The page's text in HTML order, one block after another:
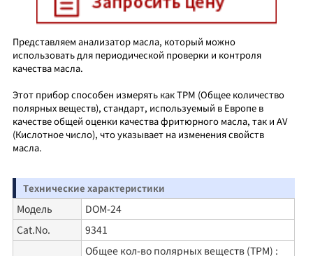
Представляем анализатор масла, который можно
использовать для периодической проверки и контроля
качества масла.
Этот прибор способен измерять как TPM (Общее количество
полярных веществ), стандарт, используемый в Европе в
качестве общей оценки качества фритюрного масла, так и AV
(Кислотное число), что указывает на изменения свойств
масла.
Технические характеристики
Модель
DOM-24
Cat.No.
9341
Общее кол-во полярных веществ (TPM) :